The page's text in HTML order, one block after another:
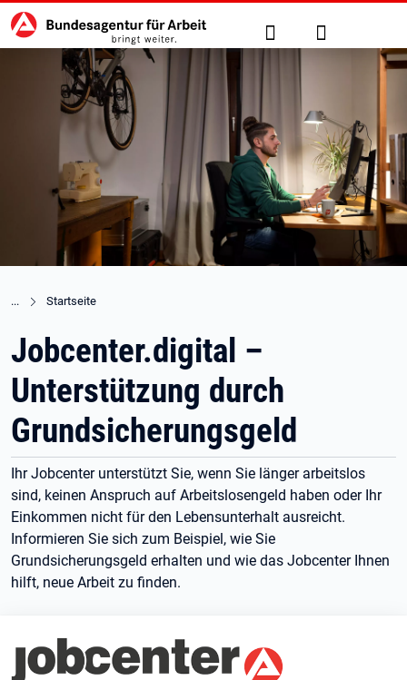
zu den Hauptinhalten springen
Hauptnavigation Suche Anmelden
Startseite
Jobcenter.digital –
Unterstützung durch
Grundsicherungsgeld
Ihr Jobcenter unterstützt Sie, wenn Sie länger arbeitslos
sind, keinen Anspruch auf Arbeitslosengeld haben oder Ihr
Einkommen nicht für den Lebensunterhalt ausreicht.
Informieren Sie sich zum Beispiel, wie Sie
Grundsicherungsgeld erhalten und wie das Jobcenter Ihnen
hilft, neue Arbeit zu finden.
Branding-Bereich Beschreibung